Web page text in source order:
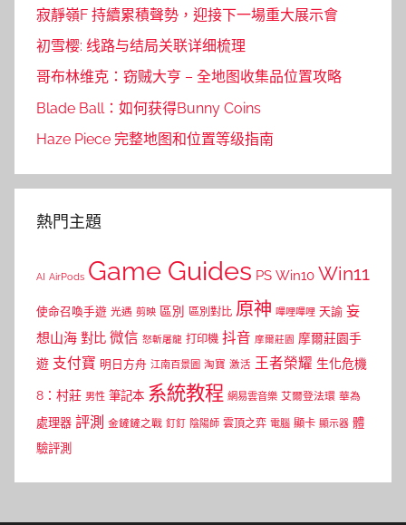
寂靜嶺F 持續累積聲勢，迎接下一場重大展示會
初雪樱: 线路与结局关联详细梳理
哥布林维克：窃贼大亨 – 全地图收集品位置攻略
Blade Ball：如何获得Bunny Coins
Haze Piece 完整地图和位置等级指南
熱門主題
AI AirPods Game Guides PS Win10 Win11
使命召喚手遊 光遇 剪映 區別 區別對比 原神 嗶哩嗶哩 天諭 妄
想山海 對比 微信 怒斬屠龍 打印機 抖音 摩爾莊園 摩爾莊園手
遊 支付寶 明日方舟 江南百景圖 淘寶 激活 王者榮耀 生化危機
8：村莊 男性 筆記本 系統教程 網易雲音樂 艾爾登法環 華為
處理器 評測 金鏟鏟之戰 釘釘 陰陽師 雲頂之弈 電腦 顯卡 顯示器 體
驗評測